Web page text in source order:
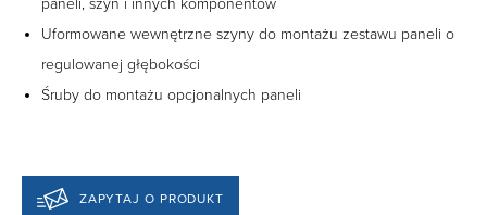
paneli, szyn i innych komponentów
Uformowane wewnętrzne szyny do montażu zestawu paneli o
regulowanej głębokości
Śruby do montażu opcjonalnych paneli
ZAPYTAJ O PRODUKT